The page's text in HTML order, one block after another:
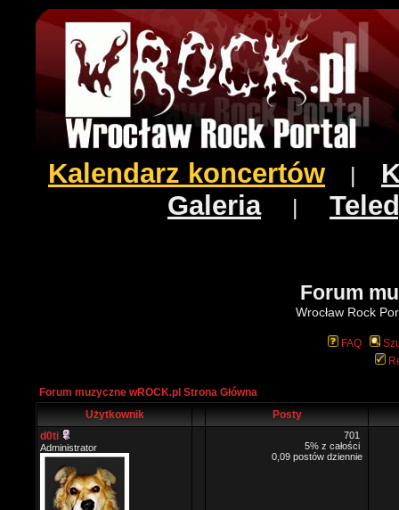
Kalendarz koncertów
Galeria|
Forum
Wrocław Rock
FAQ
Forum muzyczne wROCK.pl Strona Główna
Użytkownik
Posty
d0ti
Administrator
701
5% z całości
0,09 postów dziennie